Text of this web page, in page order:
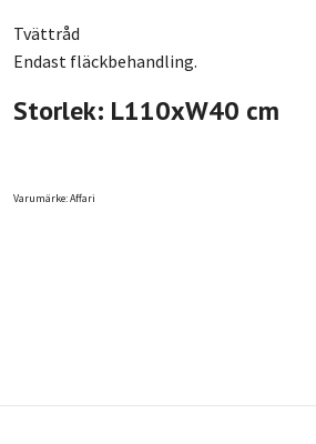
Tvättråd
Endast fläckbehandling.
Storlek: L110xW40 cm
Varumärke: Affari